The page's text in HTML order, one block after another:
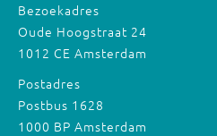
Bezoekadres
Oude Hoogstraat 24
1012 CE Amsterdam
Postadres
Postbus 1628
1000 BP Amsterdam